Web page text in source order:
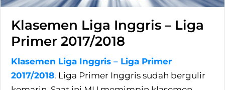
Klasemen Liga Inggris – Liga
Primer 2017/2018
Klasemen Liga Inggris – Liga Primer
2017/2018. Liga Primer Inggris sudah bergulir